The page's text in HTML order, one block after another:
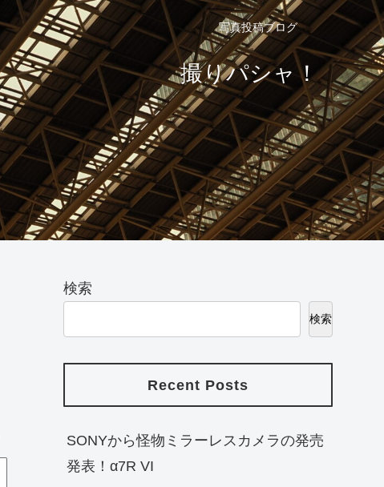
写真投稿ブログ
撮りパシャ！
検索
検索
Recent Posts
SONYから怪物ミラーレスカメラの発売
発表！α7R VI